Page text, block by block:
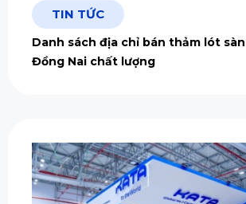
TIN TỨC
Danh sách địa chỉ bán thảm lót
Đồng Nai chất lượng